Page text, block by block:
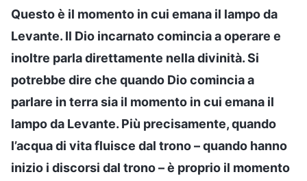
Questo è il momento in cui emana il lampo da
Levante. Il Dio incarnato comincia a operare e
inoltre parla direttamente nella divinità. Si
potrebbe dire che quando Dio comincia a
parlare in terra sia il momento in cui emana il
lampo da Levante. Più precisamente, quando
l’acqua di vita fluisce dal trono – quando hanno
inizio i discorsi dal trono – è proprio il momento